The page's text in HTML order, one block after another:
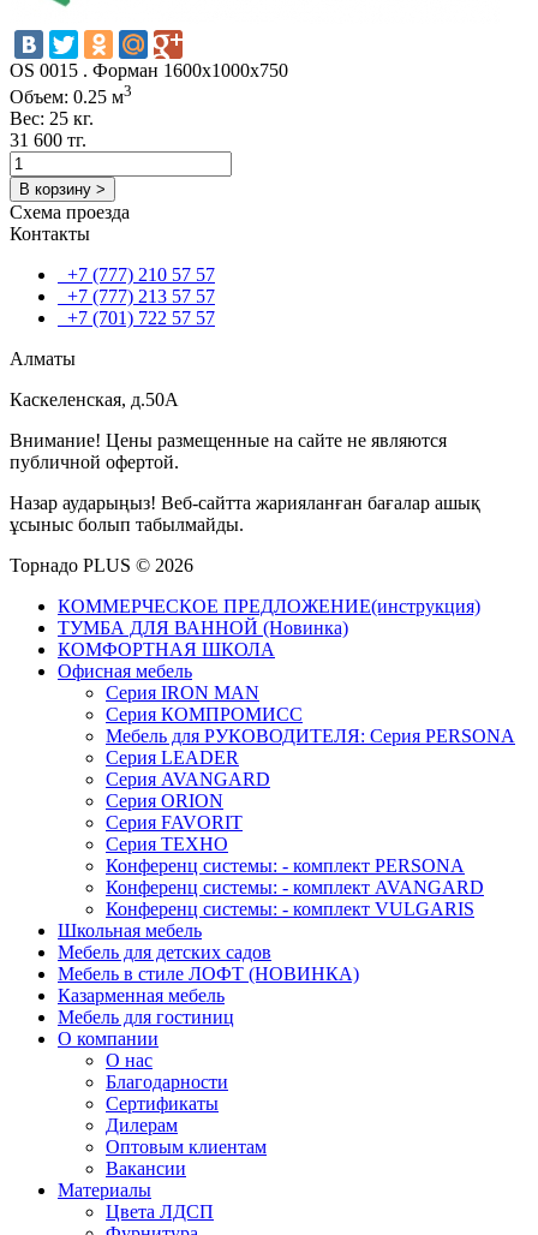
OS 0015 . Форман 1600х1000х750
Объем: 0.25 м3
Вес: 25 кг.
31 600 тг.
В корзину >
Схема проезда
Контакты
+7 (777) 210 57 57
+7 (777) 213 57 57
+7 (701) 722 57 57
Алматы
Каскеленская, д.50А
Внимание! Цены размещенные на сайте не являются
публичной офертой.
Назар аударыңыз! Веб-сайтта жарияланған бағалар ашық
ұсыныс болып табылмайды.
Торнадо PLUS © 2026
КОММЕРЧЕСКОЕ ПРЕДЛОЖЕНИЕ(инструкция)
ТУМБА ДЛЯ ВАННОЙ (Новинка)
КОМФОРТНАЯ ШКОЛА
Офисная мебель
Серия IRON MAN
Серия КОМПРОМИСС
Мебель для РУКОВОДИТЕЛЯ: Серия PERSONA
Серия LEADER
Серия AVANGARD
Серия ORION
Серия FAVORIT
Серия ТЕХНО
Конференц системы: - комплект PERSONA
Конференц системы: - комплект AVANGARD
Конференц системы: - комплект VULGARIS
Школьная мебель
Мебель для детских садов
Мебель в стиле ЛОФТ (НОВИНКА)
Казарменная мебель
Мебель для гостиниц
О компании
О нас
Благодарности
Сертификаты
Дилерам
Оптовым клиентам
Вакансии
Материалы
Цвета ЛДСП